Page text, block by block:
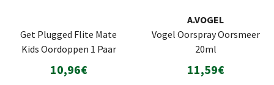
Get Plugged Flite Mate
Kids Oordoppen 1 Paar
10,96€
A.VOGEL
Vogel Oorspray Oorsmeer
20ml
11,59€